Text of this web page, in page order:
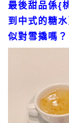
最後甜品係{
到中式的糖
似對雪撬嗎？